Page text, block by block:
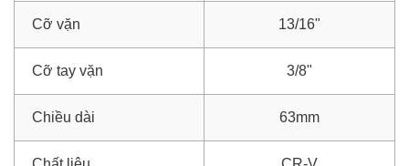
Cỡ vặn 13/16"
Cỡ tay vặn 3/8"
Chiều dài 63mm